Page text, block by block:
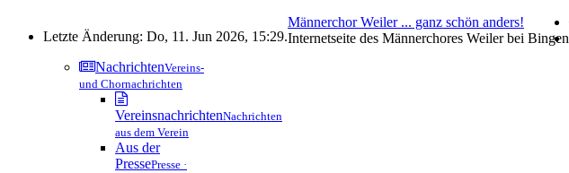
Letzte Änderung: Do, 11. Jun 2026, 15:29.
Männerchor Weiler ... ganz schön anders!
Internetseite des Männerchores Weiler bei Bingen
NachrichtenVereins-
und Chornachrichten
VereinsnachrichtenNachrichten
aus dem Verein
Aus der
PressePresse ·